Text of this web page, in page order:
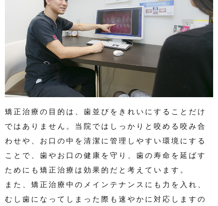
矯正治療の目的は、歯並びをきれいにすることだけ
ではありません。当院ではしっかりと咬める咬み合
わせや、お口の中を清潔に管理しやすい環境にする
ことで、歯やお口の健康を守り、歯の寿命を延ばす
ためにも矯正治療は効果的だと考えています。
また、矯正治療中のメインテナンスにも力を入れ、
むし歯になってしまった際も速やかに対応しますの